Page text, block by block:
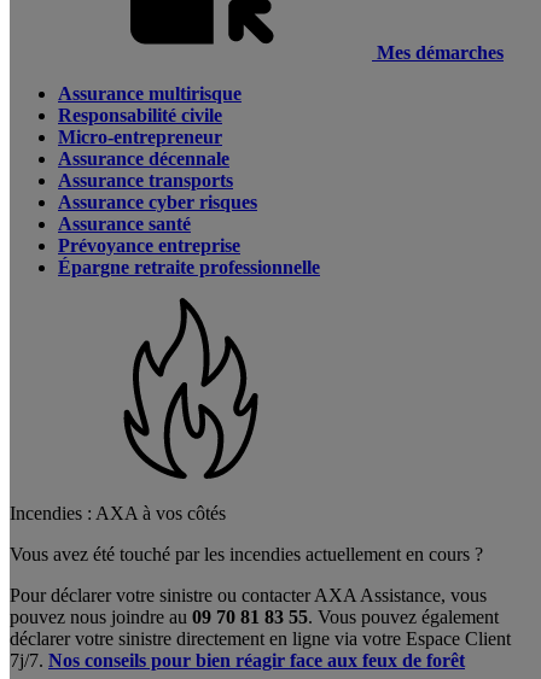
Mes démarches
Assurance multirisque
Responsabilité civile
Micro-entrepreneur
Assurance décennale
Assurance transports
Assurance cyber risques
Assurance santé
Prévoyance entreprise
Épargne retraite professionnelle
Incendies : AXA à vos côtés
Vous avez été touché par les incendies actuellement en cours ?
Pour déclarer votre sinistre ou contacter AXA Assistance, vous
pouvez nous joindre au 09 70 81 83 55. Vous pouvez également
déclarer votre sinistre directement en ligne via votre Espace Client
7j/7. Nos conseils pour bien réagir face aux feux de forêt